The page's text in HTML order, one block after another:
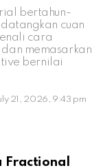
bertahun-
cuan
cara
memasarkan
bernilai
21, 2026, 9:43 pm
Fractional